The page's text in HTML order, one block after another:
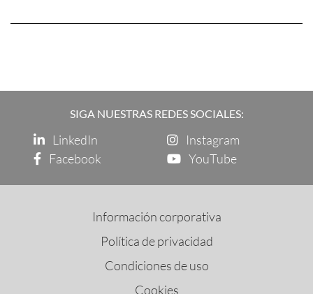
SIGA NUESTRAS REDES SOCIALES:
LinkedIn
Instagram
Facebook
YouTube
Información corporativa
Política de privacidad
Condiciones de uso
Cookies